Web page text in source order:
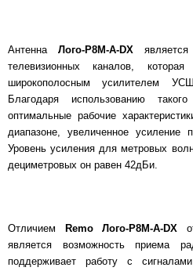
АнтеннаЛого-Р8М-A-DX
телевизионных каналов, которая
широкополосным усилителем
Благодаря использованию
оптимальные рабочие
диапазоне, увеличенное усиление
Уровень усиления для метровых
дециметровых он равен 42дБи.
Отличием Remo Лого-Р8М-A-DX
является возможность приема
поддерживает работу с